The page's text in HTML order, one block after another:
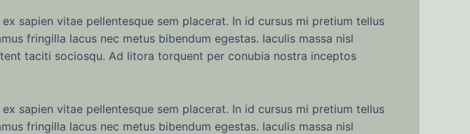
sapien vitae pellentesque sem placerat. In id cursus mi pretium tellus
fringilla lacus nec metus bibendum egestas. Iaculis massa nisl
taciti sociosqu. Ad litora torquent per conubia nostra inceptos
sapien vitae pellentesque sem placerat. In id cursus mi pretium tellus
fringilla lacus nec metus bibendum egestas. Iaculis massa nisl